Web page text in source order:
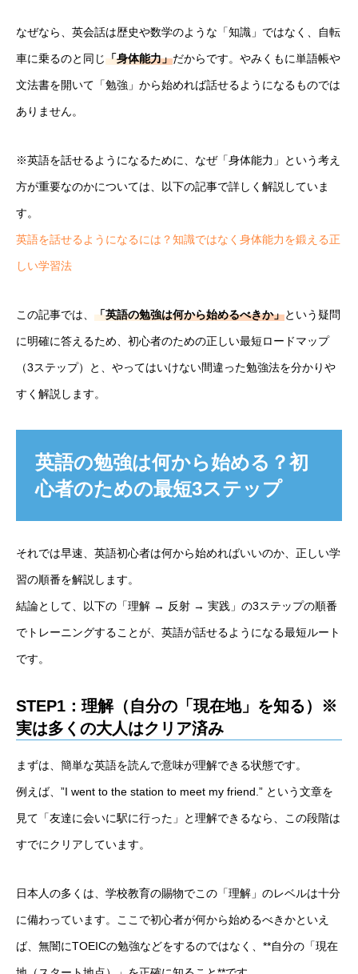
なぜなら、英会話は歴史や数学のような「知識」ではなく、自転
車に乗るのと同じ「身体能力」だからです。やみくもに単語帳や
文法書を開いて「勉強」から始めれば話せるようになるものでは
ありません。
※英語を話せるようになるために、なぜ「身体能力」という考え
方が重要なのかについては、以下の記事で詳しく解説していま
す。
英語を話せるようになるには？知識ではなく身体能力を鍛える正
しい学習法
この記事では、 「英語の勉強は何から始めるべきか」という疑問
に明確に答えるため、初心者のための正しい最短ロードマップ
（3ステップ）と、やってはいけない間違った勉強法を分かりや
すく解説します。
英語の勉強は何から始める？初
心者のための最短3ステップ
それでは早速、英語初心者は何から始めればいいのか、正しい学
習の順番を解説します。
結論として、以下の「理解 → 反射 → 実践」の3ステップの順番
でトレーニングすることが、英語が話せるようになる最短ルート
です。
STEP1：理解（自分の「現在地」を知る）※
実は多くの大人はクリア済み
まずは、簡単な英語を読んで意味が理解できる状態です。
例えば、”I went to the station to meet my friend.” という文章を
見て「友達に会いに駅に行った」と理解できるなら、この段階は
すでにクリアしています。
日本人の多くは、学校教育の賜物でこの「理解」のレベルは十分
に備わっています。ここで初心者が何から始めるべきかといえ
ば、無闇にTOEICの勉強などをするのではなく、**自分の「現在